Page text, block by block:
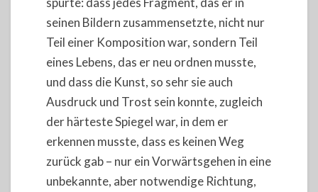
seinen Bildern zusammensetzte, nicht nur
Teil einer Komposition war, sondern Teil
eines Lebens, das er neu ordnen musste,
und dass die Kunst, so sehr sie auch
Ausdruck und Trost sein konnte, zugleich
der härteste Spiegel war, in dem er
erkennen musste, dass es keinen Weg
zurück gab – nur ein Vorwärtsgehen in eine
unbekannte, aber notwendige Richtung,